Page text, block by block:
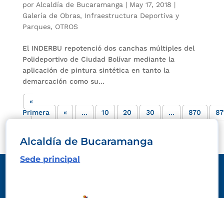
por Alcaldía de Bucaramanga| May 17, 2018 |
Galería de Obras, Infraestructura Deportiva y
Parques, OTROS
El INDERBU repotenció dos canchas múltiples del
Polideportivo de Ciudad Bolívar mediante la
aplicación de pintura sintética en tanto la
demarcación como su...
«
Primera
« ... 10 20 30 ... 870
Alcaldía de Bucaramanga
Sede principal